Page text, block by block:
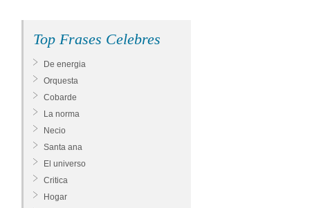
Top Frases Celebres
De energia
Orquesta
Cobarde
La norma
Necio
Santa ana
El universo
Critica
Hogar